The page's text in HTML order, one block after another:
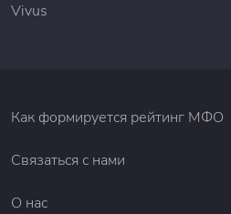
Vivus
Как формируется рейтинг МФО
Связаться с нами
О нас